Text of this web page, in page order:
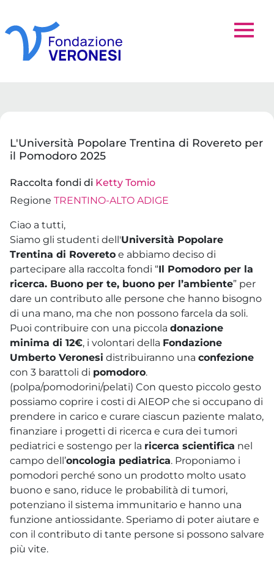
L'Università Popolare Trentina di Rovereto per
il Pomodoro 2025
Raccolta fondi di Ketty Tomio
Regione TRENTINO-ALTO ADIGE
Ciao a tutti,
Siamo gli studenti dell'Università Popolare
Trentina di Rovereto e abbiamo deciso di
partecipare alla raccolta fondi “Il Pomodoro per la
ricerca. Buono per te, buono per l’ambiente” per
dare un contributo alle persone che hanno bisogno
di una mano, ma che non possono farcela da soli.
Puoi contribuire con una piccola donazione
minima di 12€, i volontari della Fondazione
Umberto Veronesi distribuiranno una confezione
con 3 barattoli di pomodoro.
(polpa/pomodorini/pelati) Con questo piccolo gesto
possiamo coprire i costi di AIEOP che si occupano di
prendere in carico e curare ciascun paziente malato,
finanziare i progetti di ricerca e cura dei tumori
pediatrici e sostengo per la ricerca scientifica nel
campo dell’oncologia pediatrica. Proponiamo i
pomodori perché sono un prodotto molto usato
buono e sano, riduce le probabilità di tumori,
potenziano il sistema immunitario e hanno una
funzione antiossidante. Speriamo di poter aiutare e
con il contributo di tante persone si possono salvare
più vite.